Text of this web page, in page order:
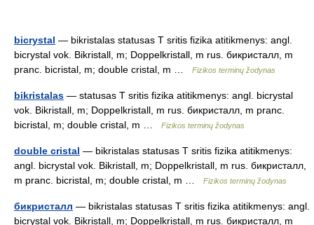
bicrystal — bikristalas statusas T sritis fizika atitikmenys: angl.
bicrystal vok. Bikristall, m; Doppelkristall, m rus. бикристалл, m
pranc. bicristal, m; double cristal, m …
Fizikos terminų žodynas
bikristalas — statusas T sritis fizika atitikmenys: angl. bicrystal
vok. Bikristall, m; Doppelkristall, m rus. бикристалл, m pranc.
bicristal, m; double cristal, m …
Fizikos terminų žodynas
double cristal — bikristalas statusas T sritis fizika atitikmenys:
angl. bicrystal vok. Bikristall, m; Doppelkristall, m rus. бикристалл,
m pranc. bicristal, m; double cristal, m …
Fizikos terminų žodynas
бикристалл — bikristalas statusas T sritis fizika atitikmenys: angl.
bicrystal vok. Bikristall, m; Doppelkristall, m rus. бикристалл, m